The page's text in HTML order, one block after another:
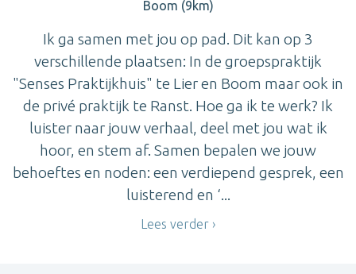
Boom (9km)
Ik ga samen met jou op pad. Dit kan op 3
verschillende plaatsen: In de groepspraktijk
"Senses Praktijkhuis" te Lier en Boom maar ook in
de privé praktijk te Ranst. Hoe ga ik te werk? Ik
luister naar jouw verhaal, deel met jou wat ik
hoor, en stem af. Samen bepalen we jouw
behoeftes en noden: een verdiepend gesprek, een
luisterend en ‘...
Lees verder